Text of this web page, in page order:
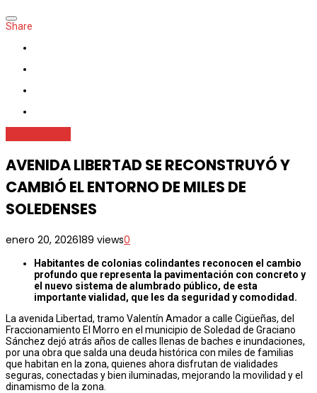
Share
AVENIDA LIBERTAD SE RECONSTRUYÓ Y
CAMBIÓ EL ENTORNO DE MILES DE
SOLEDENSES
enero 20, 2026189 views0
Habitantes de colonias colindantes reconocen el cambio
profundo que representa la pavimentación con concreto y
el nuevo sistema de alumbrado público, de esta
importante vialidad, que les da seguridad y comodidad.
La avenida Libertad, tramo Valentín Amador a calle Cigüeñas, del
Fraccionamiento El Morro en el municipio de Soledad de Graciano
Sánchez dejó atrás años de calles llenas de baches e inundaciones,
por una obra que salda una deuda histórica con miles de familias
que habitan en la zona, quienes ahora disfrutan de vialidades
seguras, conectadas y bien iluminadas, mejorando la movilidad y el
dinamismo de la zona.